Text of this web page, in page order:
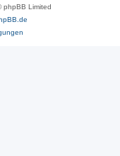
phpBB Limited